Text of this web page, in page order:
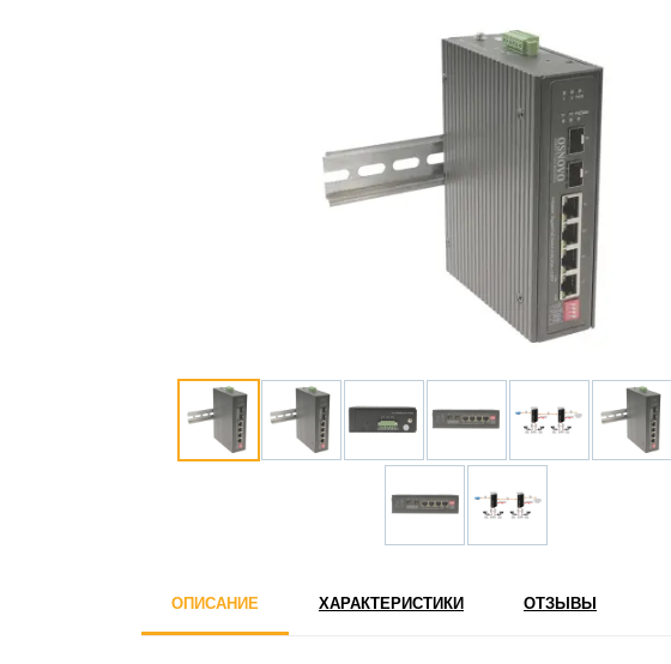
ОПИСАНИЕ ХАРАКТЕРИСТИКИ ОТЗЫВЫ